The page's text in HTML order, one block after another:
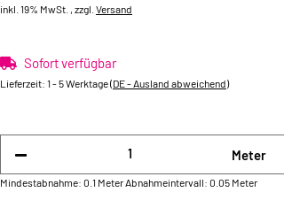
inkl. 19% MwSt. , zzgl. Versand
Sofort verfügbar
Lieferzeit: 1 - 5 Werktage(DE - Ausland abweichend)
Meter
Mindestabnahme: 0.1 MeterAbnahmeintervall: 0.05 Meter